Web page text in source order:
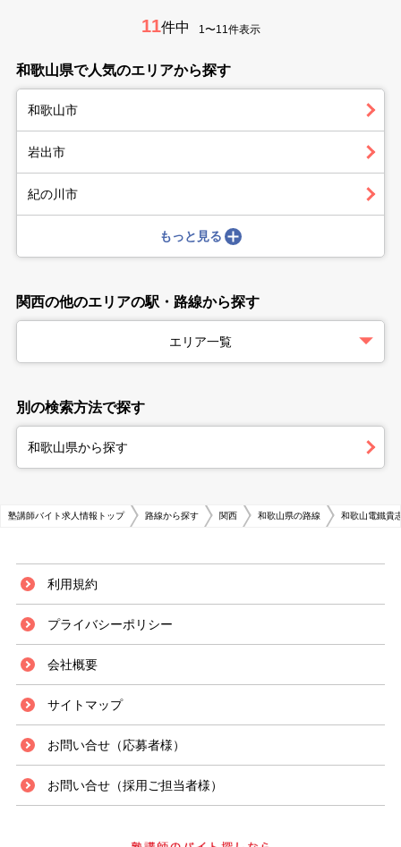
11件中 1〜11件表示
和歌山県で人気のエリアから探す
和歌山市
岩出市
紀の川市
もっと見る
関西の他のエリアの駅・路線から探す
エリア一覧
別の検索方法で探す
和歌山県から探す
塾講師バイト求人情報トップ 路線から探す 関西 和歌山県の路線 和歌山電鐵貴
利用規約
プライバシーポリシー
会社概要
サイトマップ
お問い合せ（応募者様）
お問い合せ（採用ご担当者様）